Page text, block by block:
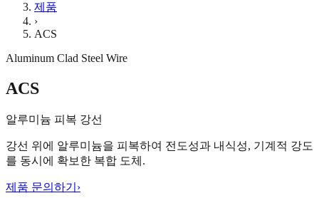
제품
›
ACS
Aluminum Clad Steel Wire
ACS
알루미늄 피복 강선
강선 위에 알루미늄을 피복하여 전도성과 내식성, 기계적 강도
를 동시에 확보한 복합 도체.
제품 문의하기 ›